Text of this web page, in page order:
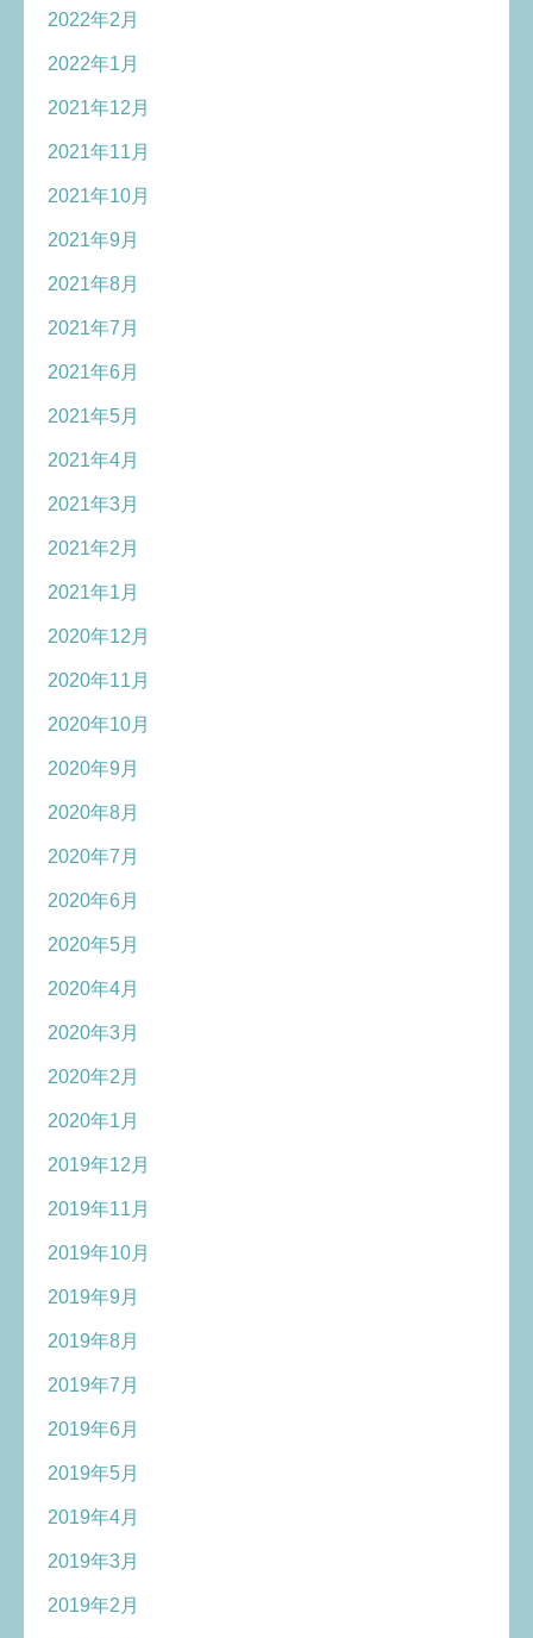
2022年2月
2022年1月
2021年12月
2021年11月
2021年10月
2021年9月
2021年8月
2021年7月
2021年6月
2021年5月
2021年4月
2021年3月
2021年2月
2021年1月
2020年12月
2020年11月
2020年10月
2020年9月
2020年8月
2020年7月
2020年6月
2020年5月
2020年4月
2020年3月
2020年2月
2020年1月
2019年12月
2019年11月
2019年10月
2019年9月
2019年8月
2019年7月
2019年6月
2019年5月
2019年4月
2019年3月
2019年2月